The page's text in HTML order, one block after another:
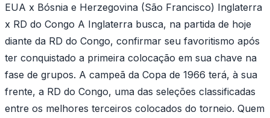
EUA x Bósnia e Herzegovina (São Francisco) Inglaterra
x RD do Congo A Inglaterra busca, na partida de hoje
diante da RD do Congo, confirmar seu favoritismo após
ter conquistado a primeira colocação em sua chave na
fase de grupos. A campeã da Copa de 1966 terá, à sua
frente, a RD do Congo, uma das seleções classificadas
entre os melhores terceiros colocados do torneio. Quem